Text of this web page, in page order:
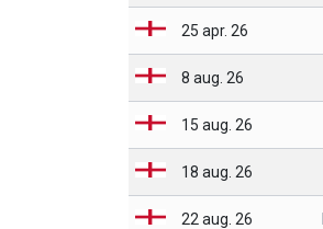
25 apr. 26
8 aug. 26
15 aug. 26
18 aug. 26
22 aug. 26